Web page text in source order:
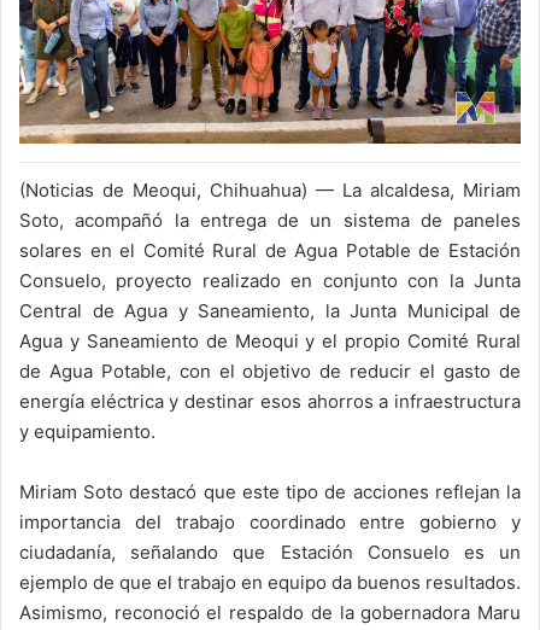
(Noticias de Meoqui, Chihuahua) — La alcaldesa, Miriam
Soto, acompañó la entrega de un sistema de paneles
solares en el Comité Rural de Agua Potable de Estación
Consuelo, proyecto realizado en conjunto con la Junta
Central de Agua y Saneamiento, la Junta Municipal de
Agua y Saneamiento de Meoqui y el propio Comité Rural
de Agua Potable, con el objetivo de reducir el gasto de
energía eléctrica y destinar esos ahorros a infraestructura
y equipamiento.
Miriam Soto destacó que este tipo de acciones reflejan la
importancia del trabajo coordinado entre gobierno y
ciudadanía, señalando que Estación Consuelo es un
ejemplo de que el trabajo en equipo da buenos resultados.
Asimismo, reconoció el respaldo de la gobernadora Maru